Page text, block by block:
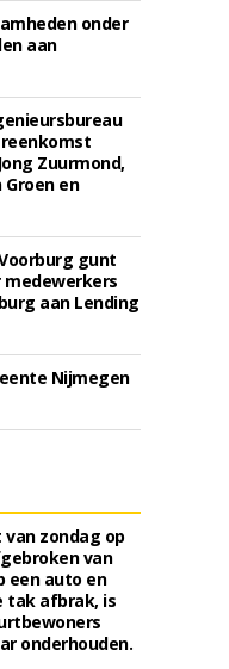
onder
aan
Zuurmond,
Groen en
gunt
aan Lending
Nijmegen
zondag op
van
een auto en
tak afbrak, is
onderhouden.